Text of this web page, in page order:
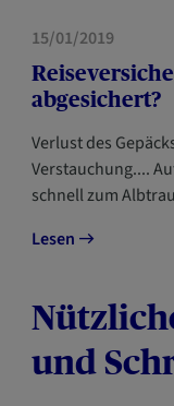
HAUS
15/01/2019
abgesichert?
Verlust des
Verstauchung....
schnell zum
Lesen
und